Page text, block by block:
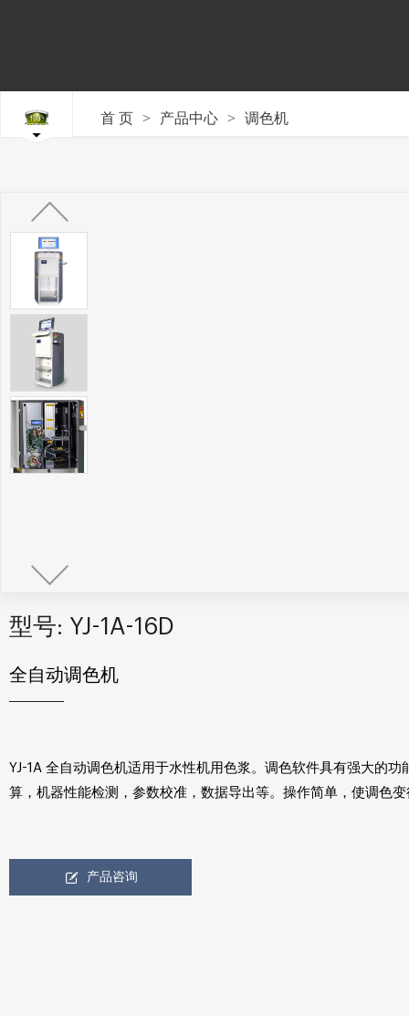
首 页 > 产品中心 > 调色机
型号: YJ-1A-16D
全自动调色机
YJ-1A 全自动调色机适用于水性机用色浆。调色软件具有强大的
算，机器性能检测，参数校准，数据导出等。操作简单，使调色
产品咨询